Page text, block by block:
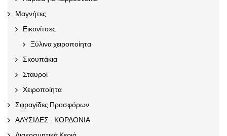
Μαγνήτες
Εικονίτσες
Ξύλινα χειροποίητα
Σκουπάκια
Σταυροί
Χειροποίητα
Σφραγίδες Προσφόρων
ΑΛΥΣΙΔΕΣ - ΚΟΡΔΟΝΙΑ